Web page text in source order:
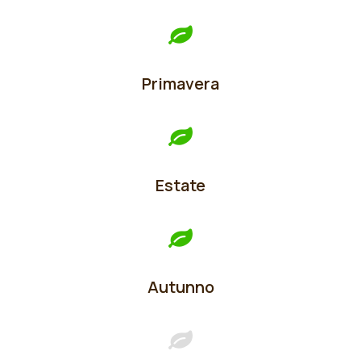
Primavera
Estate
Autunno